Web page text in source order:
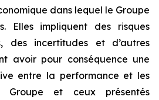
dans lequel le Groupe
Elles impliquent des risques
des incertitudes et d’autres
avoir pour conséquence une
entre la performance et les
Groupe et ceux présentés